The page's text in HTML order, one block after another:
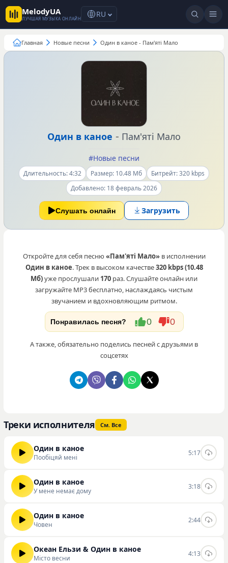
MelodyUA
ЛУЧШАЯ МУЗЫКА ОНЛАЙН RU
Главная Новые песни Один в каное - Пам'яті Мало
Один в каное - Пам'яті Мало
Длительность: 4:32 Размер: 10.48 Мб
Битрейт: 320 kbps
Добавлено: 18 февраль 2026
Слушать онлайн Загрузить
#Новые песни
Откройте для себя песню«Пам'яті Мало»в исполнении
Один в каное. Трек в высоком качестве320 kbps (10.48
Мб)уже прослушали 170 раз. Слушайте онлайн или
загружайте MP3 бесплатно, наслаждаясь чистым
звучанием и вдохновляющим ритмом.
Понравилась песня? 0 0
А также, обязательно поделись песней с друзьями в
соцсетях
Треки исполнителя См. Все
Один в каное
Пообіцяй мені
5:17
Один в каное
У мене немає дому
3:18
Один в каное
Човен
2:44
Океан Ельзи & Один в каное
Місто весни
4:13